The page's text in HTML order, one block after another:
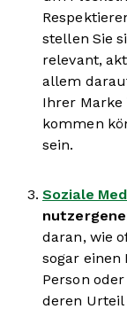
stellen Sie
relevant,
allem
Ihrer Marke
kommen
sein.
Soziale
daran, wie
sogar einen
Person
deren Urteil